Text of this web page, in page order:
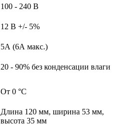
100 - 240 В
12 В +/- 5%
5А (6А макс.)
20 - 90% без конденсации влаги
От 0 °С
Длина 120 мм, ширина 53 мм,
высота 35 мм